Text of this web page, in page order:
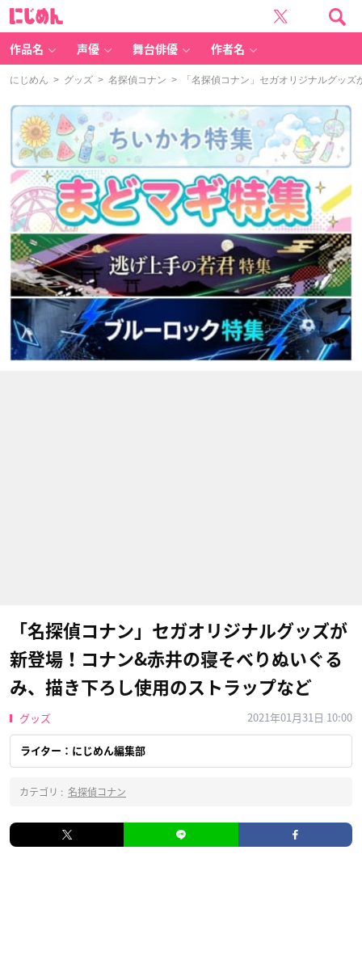
作品名 声優 舞台俳優 作者名
にじめん > グッズ > 名探偵コナン > 「名探偵コナン」セガオリジナルグッズ
「名探偵コナン」セガオリジナルグッズが
新登場！コナン&赤井の寝そべりぬいぐる
み、描き下ろし使用のストラップなど
グッズ 2021年01月31日 10:00
ライター：にじめん編集部
カテゴリ : 名探偵コナン